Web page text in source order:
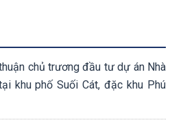
chủ trương đầu tư dự án Nhà
khu phố Suối Cát, đặc khu Phú